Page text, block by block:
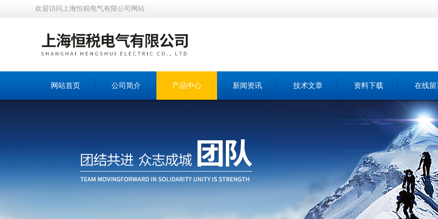
欢迎访问上海恒税电气有限公司网站
网站首页 公司简介 产品中心 新闻资讯 技术文章 资料下载 在线留